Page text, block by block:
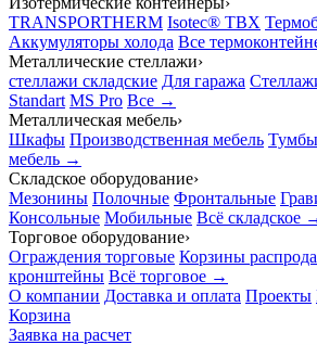
TRANSPORTHERM Isotec® TBX
Аккумуляторы холода Все
Металлические стеллажи›
стеллажи складские Для гаража
Standart MS Pro Все →
Металлическая мебель›
Шкафы Производственная мебель Тумбы
мебель →
Складское оборудование›
Мезонины Полочные Фронтальные
Консольные Мобильные Всё складское
Торговое оборудование›
Ограждения торговые Корзины
кронштейны Всё торговое →
О компании Доставка и оплата Проекты
Корзина
Заявка на расчет